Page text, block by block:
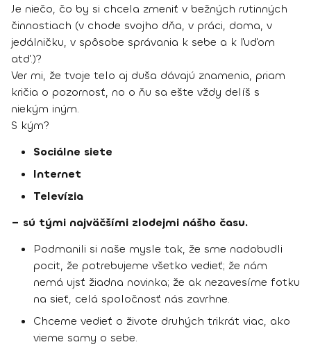
Je niečo, čo by si chcela zmeniť v bežných rutinných
činnostiach (v chode svojho dňa, v práci, doma, v
jedálničku, v spôsobe správania k sebe a k ľuďom
atď.)?
Ver mi, že tvoje telo aj duša dávajú znamenia, priam
kričia o pozornosť, no o ňu sa ešte vždy delíš s
niekým iným.
S kým?
Sociálne siete
Internet
Televízia
– sú tými najväčšími zlodejmi nášho času.
Podmanili si naše mysle tak, že sme nadobudli
pocit, že potrebujeme všetko vedieť; že nám
nemá ujsť žiadna novinka; že ak nezavesíme fotku
na sieť, celá spoločnosť nás zavrhne.
Chceme vedieť o živote druhých trikrát viac, ako
vieme samy o sebe.